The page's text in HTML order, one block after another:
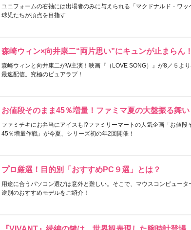
ユニフォームの右袖には出場者のみに与えられる「マクドナルド・ワッ
球児たちが頂点を目指す
森崎ウィン×向井康二“両片思い”にキュンが止まらん！
森崎ウィンと向井康二がW主演！映画『（LOVE SONG）』が8／５よ
最速配信。究極のピュアラブ！
お値段そのまま45％増量！ファミマ夏の大盤振る舞い
ファミチキにお弁当にアイスも!?ファミリーマートの人気企画「お値段
45％増量作戦」が今夏、シリーズ初の年2回開催！
プロ厳選！目的別「おすすめPC９選」とは？
用途に合うパソコン選びは意外と難しい。そこで、マウスコンピュータ
途別のおすすめモデルをご紹介！